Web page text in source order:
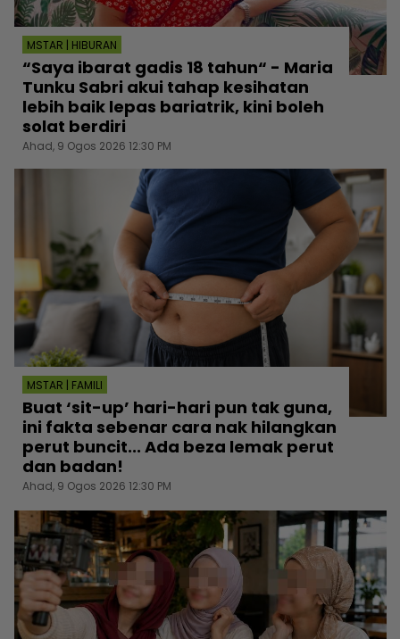
MSTAR | HIBURAN
“Saya ibarat gadis 18 tahun“ - Maria
Tunku Sabri akui tahap kesihatan
lebih baik lepas bariatrik, kini boleh
solat berdiri
Ahad, 9 Ogos 2026 12:30 PM
MSTAR | FAMILI
Buat ‘sit-up’ hari-hari pun tak guna,
ini fakta sebenar cara nak hilangkan
perut buncit... Ada beza lemak perut
dan badan!
Ahad, 9 Ogos 2026 12:30 PM